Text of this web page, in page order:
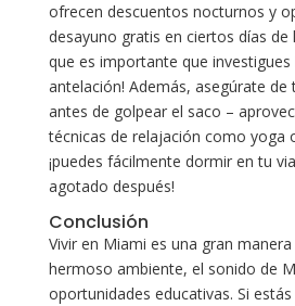
ofrecen descuentos nocturnos y
desayuno gratis en ciertos días de
que es importante que
antelación! Además, asegúrate de
antes de golpear el saco –
técnicas de relajación como yoga
¡puedes fácilmente dormir en tu
agotado después!
Conclusión
Vivir en Miami es una gran
hermoso ambiente, el sonido de
oportunidades educativas. Si